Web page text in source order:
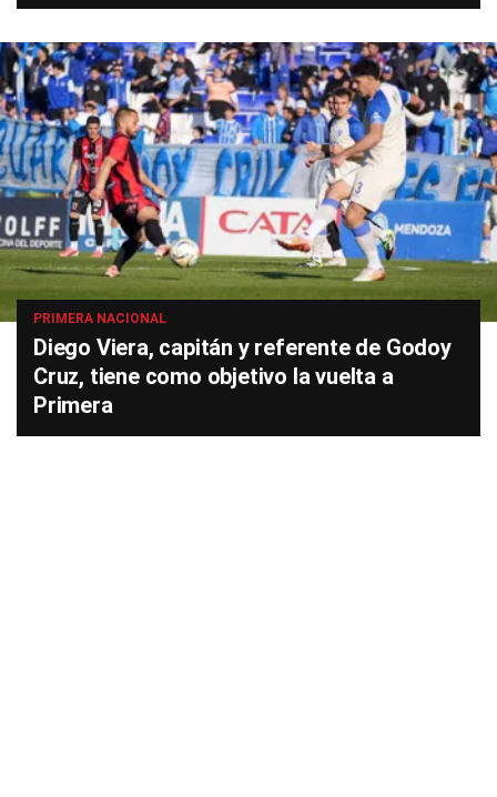
PRIMERA NACIONAL
Diego Viera, capitán y referente de Godoy
Cruz, tiene como objetivo la vuelta a
Primera